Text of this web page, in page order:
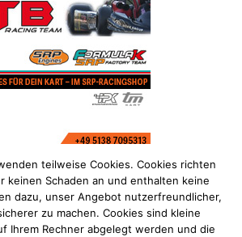
teilweise Cookies. Cookies richten
keinen Schaden an und enthalten keine
dazu, unser Angebot nutzerfreundlicher,
zu machen. Cookies sind kleine
Ihrem Rechner abgelegt werden und die